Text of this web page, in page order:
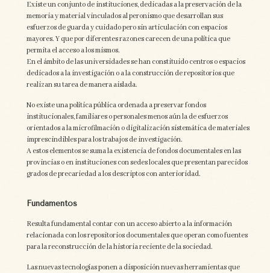
Existe un conjunto de instituciones, dedicadas a la preservación de la
memoria y material vinculados al peronismo que desarrollan sus
esfuerzos de guarda y cuidado pero sin articulación con espacios
mayores. Y que por diferentes razones carecen de una política que
permita el acceso a los mismos.
En el ámbito de las universidades se han constituido centros o espacios
dedicados a la investigación o a la construcción de repositorios que
realizan su tarea de manera aislada.
No existe una política pública ordenada a preservar fondos
institucionales, familiares o personales menos aún la de esfuerzos
orientados a la microfilmación o digitalización sistemática de materiales
imprescindibles para los trabajos de investigación.
A estos elementos se suma la existencia de fondos documentales en las
provincias o en instituciones con sedes locales que presentan parecidos
grados de precariedad a los descriptos con anterioridad.
Fundamentos
Resulta fundamental contar con un acceso abierto a la información
relacionada con los repositorios documentales que operan como fuentes
para la reconstrucción de la historia reciente de la sociedad.
Las nuevas tecnologías ponen a disposición nuevas herramientas que